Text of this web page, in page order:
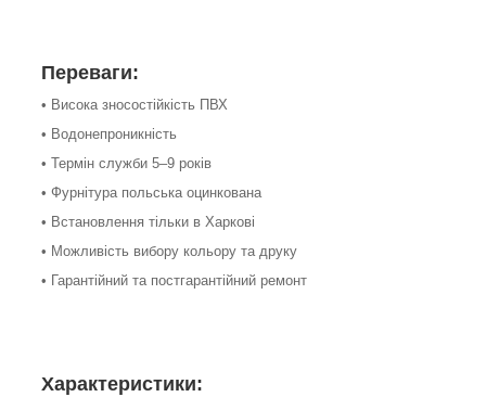
Переваги:
• Висока зносостійкість ПВХ
• Водонепроникність
• Термін служби 5–9 років
• Фурнітура польська оцинкована
• Встановлення тільки в Харкові
• Можливість вибору кольору та друку
• Гарантійний та постгарантійний ремонт
Характеристики: